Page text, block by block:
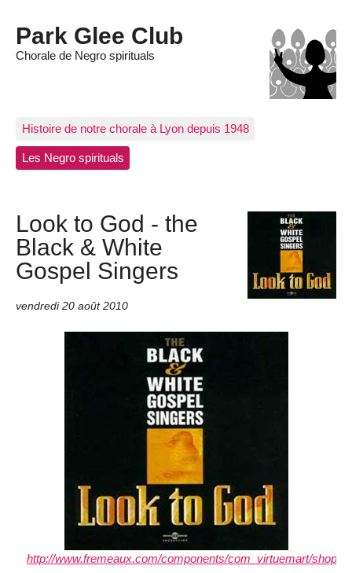
Park Glee Club
Chorale de Negro spirituals
Histoire de notre chorale à Lyon depuis 1948
Les Negro spirituals
Look to God - the
Black & White
Gospel Singers
vendredi 20 août 2010
http://www.fremeaux.com/components/com_virtuemart/